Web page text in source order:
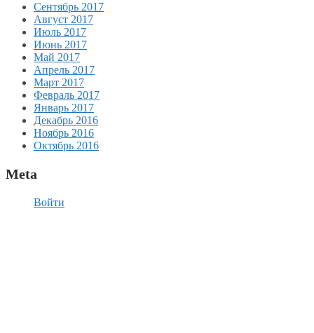
Сентябрь 2017
Август 2017
Июль 2017
Июнь 2017
Май 2017
Апрель 2017
Март 2017
Февраль 2017
Январь 2017
Декабрь 2016
Ноябрь 2016
Октябрь 2016
Meta
Войти